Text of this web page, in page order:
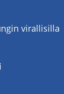
virallisilla